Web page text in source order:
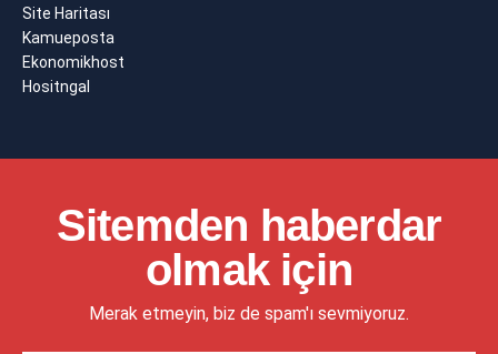
Site Haritası
Kamueposta
Ekonomikhost
Hositngal
Sitemden haberdar
olmak için
Merak etmeyin, biz de spam'ı sevmiyoruz.